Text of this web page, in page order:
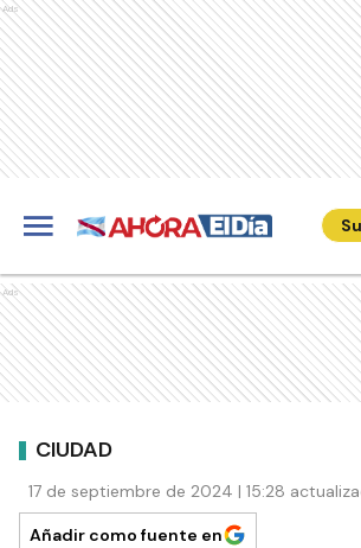
Ads
Ads
CIUDAD
17 de septiembre de 2024 | 15:28
Añadir como fuente en